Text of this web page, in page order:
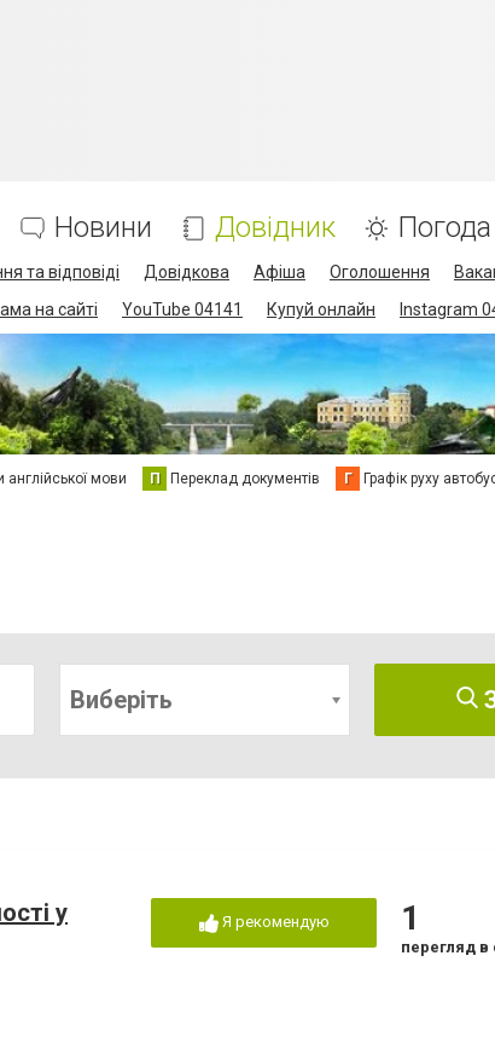
Новини Довідник Погода
та відповіді Довідкова Афіша Оголошення
на сайті YouTube 04141 Купуй онлайн Instagram
англійської мови П Переклад документів Г Графік руху
Виберіть
у
Я рекомендую 1
перегляд в